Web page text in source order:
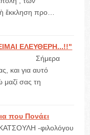
ἔκκληση προ…
ΕΛΕΥΘΕΡΗ...!!"
Σήμερα
και για αυτό
σας τη
που Πονάει
-φιλολόγου